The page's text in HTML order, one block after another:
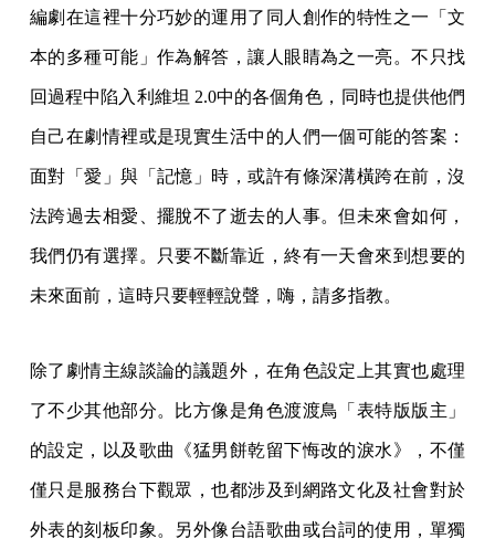
編劇在這裡十分巧妙的運用了同人創作的特性之一「文
本的多種可能」作為解答，讓人眼睛為之一亮。不只找
回過程中陷入利維坦 2.0中的各個角色，同時也提供他們
自己在劇情裡或是現實生活中的人們一個可能的答案：
面對「愛」與「記憶」時，或許有條深溝橫跨在前，沒
法跨過去相愛、擺脫不了逝去的人事。但未來會如何，
我們仍有選擇。只要不斷靠近，終有一天會來到想要的
未來面前，這時只要輕輕說聲，嗨，請多指教。
除了劇情主線談論的議題外，在角色設定上其實也處理
了不少其他部分。比方像是角色渡渡鳥「表特版版主」
的設定，以及歌曲《猛男餅乾留下悔改的淚水》，不僅
僅只是服務台下觀眾，也都涉及到網路文化及社會對於
外表的刻板印象。另外像台語歌曲或台詞的使用，單獨